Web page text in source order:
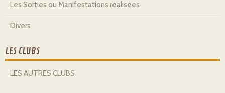
Les Sorties ou Manifestations réalisées
Divers
LES CLUBS
LES AUTRES CLUBS